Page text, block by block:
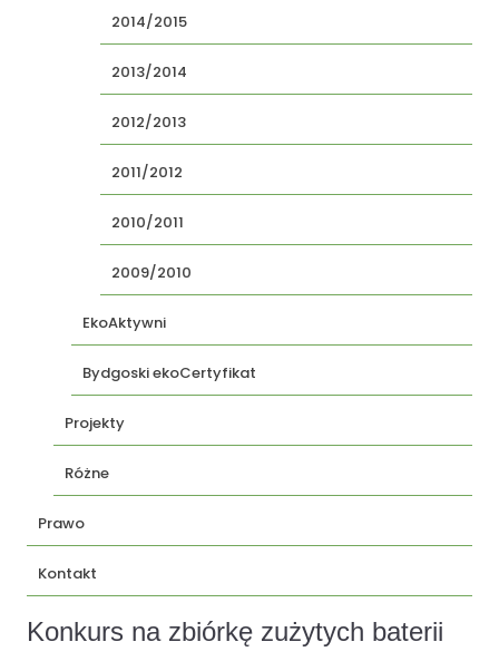
2014/2015
2013/2014
2012/2013
2011/2012
2010/2011
2009/2010
EkoAktywni
Bydgoski ekoCertyfikat
Projekty
Różne
Prawo
Kontakt
Konkurs na zbiórkę zużytych baterii